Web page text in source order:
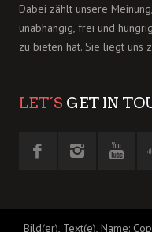
Dabei zählt unsere
unabhängig, frei und
zu bieten hat. Sie liegt uns
LET´S GET IN
Bild(er), Text(e), Name: